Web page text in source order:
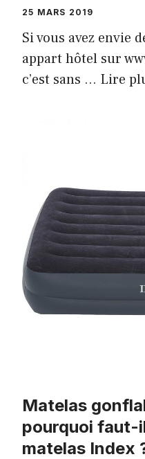
25 MARS 2019
Si vous avez envie
appart hôtel sur
c’est sans … Lire
Matelas
pourquoi faut-
matelas Index